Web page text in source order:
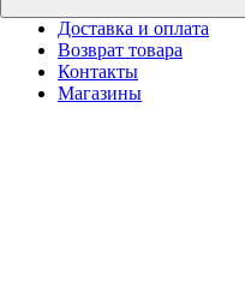
Доставка и оплата
Возврат товара
Контакты
Магазины